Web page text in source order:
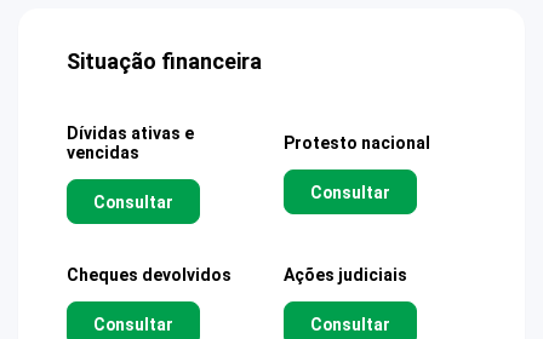
Situação financeira
Dívidas ativas e
vencidas
Consultar
Protesto nacional
Consultar
Cheques devolvidos
Consultar
Ações judiciais
Consultar